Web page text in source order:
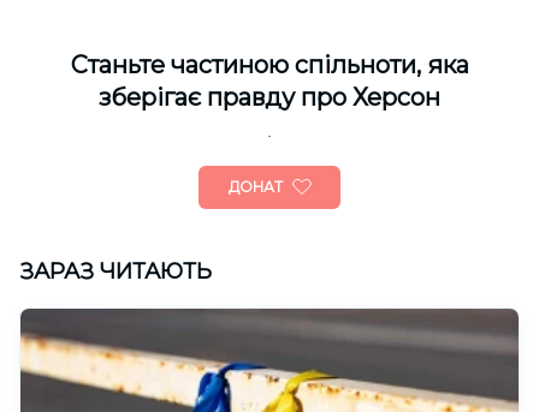
Cтаньте частиною спільноти, яка
зберігає правду про Херсон
ДОНАТ
ЗАРАЗ ЧИТАЮТЬ